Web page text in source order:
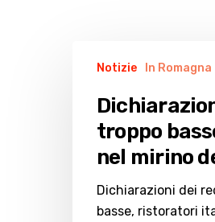
troppo
basse,
ristoratori
mirino
Notizie In Romagna
troppo
nel mirino
Dichiarazioni dei
basse, ristoratori